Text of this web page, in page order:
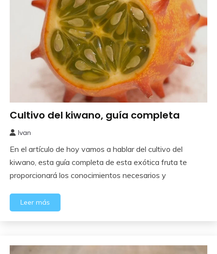
Como
o
Plantar
Cultivo del kiwano, guía completa
septiembre,
2025
Ivan
En el artículo de hoy vamos a hablar del cultivo del
kiwano, esta guía completa de esta exótica fruta te
proporcionará los conocimientos necesarios y
Leer más